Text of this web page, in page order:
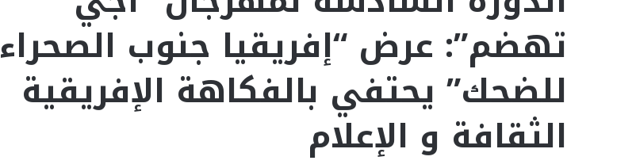
تهضم”: عرض “إفريقيا جنوب الصحراء
للضحك” يحتفي بالفكاهة الإفريقية
الثقافة و الإعلام